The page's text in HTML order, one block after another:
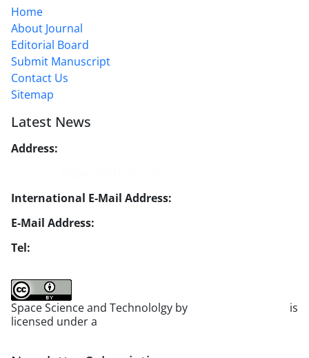
Home
About Journal
Editorial Board
Submit Manuscript
Contact Us
Sitemap
Latest News
Address:
International E-Mail Address:
E-Mail Address:
Tel:
Space Science and Technololgy by
is
licensed under a